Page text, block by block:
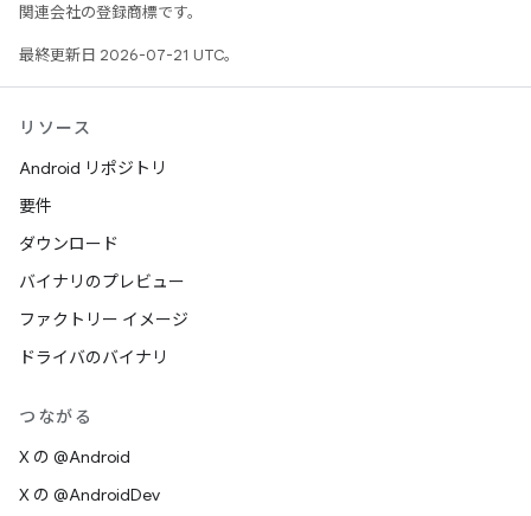
関連会社の登録商標です。
最終更新日 2026-07-21 UTC。
リソース
Android リポジトリ
要件
ダウンロード
バイナリのプレビュー
ファクトリー イメージ
ドライバのバイナリ
つながる
X の @Android
X の @AndroidDev